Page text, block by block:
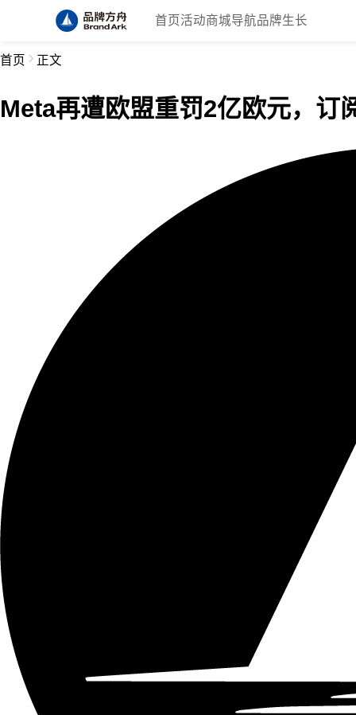
首页 活动商城导航品牌生长
首页 正文
Meta再遭欧盟重罚2亿欧元，订